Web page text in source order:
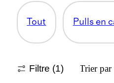
Tout Pulls en
Filtre (1) Trier par